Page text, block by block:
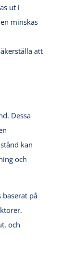
ut i
minskas
att
Dessa
kan
och
baserat på
och